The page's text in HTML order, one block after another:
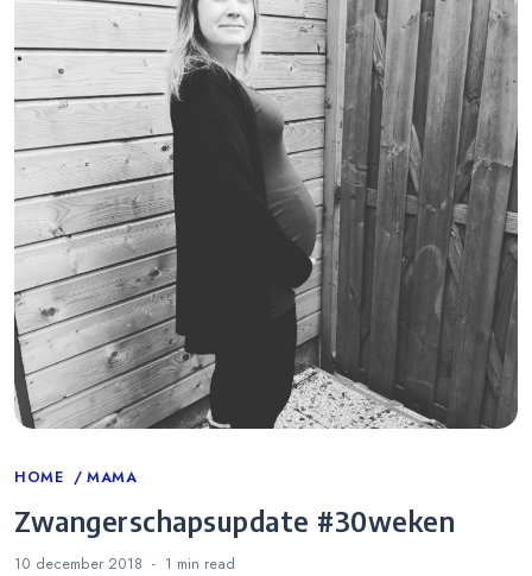
Categories
HOME MAMA
Zwangerschapsupdate #30weken
10 december 2018 1 min read